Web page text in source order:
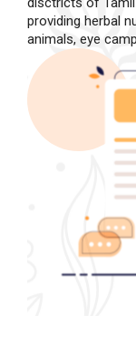
providing herbal
animals, eye